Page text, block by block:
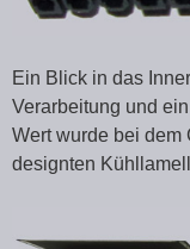
Ein Blick in das
Verarbeitung und
Wert wurde bei dem
designten